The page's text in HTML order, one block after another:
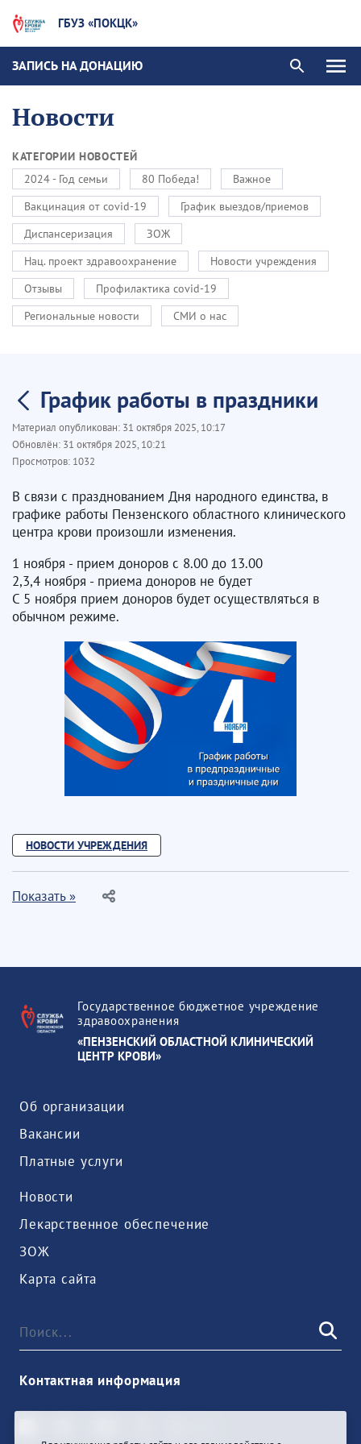
ГБУЗ «ПОКЦК»
ЗАПИСЬ НА ДОНАЦИЮ
Новости
КАТЕГОРИИ НОВОСТЕЙ
2024 - Год семьи
80 Победа!
Важное
Вакцинация от covid-19
График выездов/приемов
Диспансеризация
ЗОЖ
Нац. проект здравоохранение
Новости учреждения
Отзывы
Профилактика covid-19
Региональные новости
СМИ о нас
График работы в праздники
Материал опубликован: 31 октября 2025, 10:17
Обновлён: 31 октября 2025, 10:21
Просмотров: 1032
В связи с празднованием Дня народного единства, в
графике работы Пензенского областного клинического
центра крови произошли изменения.
1 ноября - прием доноров с 8.00 до 13.00
2,3,4 ноября - приема доноров не будет
С 5 ноября прием доноров будет осуществляться в
обычном режиме.
НОВОСТИ УЧРЕЖДЕНИЯ
Показать »
Государственное бюджетное учреждение
здравоохранения
«ПЕНЗЕНСКИЙ ОБЛАСТНОЙ КЛИНИЧЕСКИЙ
ЦЕНТР КРОВИ»
Об организации
Вакансии
Платные услуги
Новости
Лекарственное обеспечение
ЗОЖ
Карта сайта
Контактная информация